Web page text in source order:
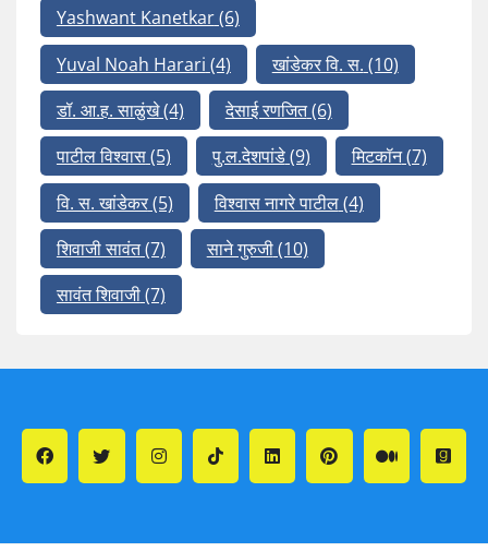
Yashwant Kanetkar(6)
Yuval Noah Harari (4) खांडेकर वि. स. (10)
डॉ. आ.ह. साळुंखे(4) देसाई रणजित(6)
पाटील विश्वास(5) पु.ल.देशपांडे(9) मिटकॉन(7)
वि. स. खांडेकर(5) विश्वास नागरे पाटील(4)
शिवाजी सावंत(7) साने गुरुजी(10)
सावंत शिवाजी(7)